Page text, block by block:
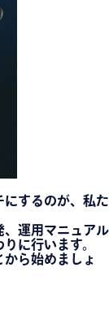
にするのが、私た
、運用マニュアル
に行います。
ら始めましょ